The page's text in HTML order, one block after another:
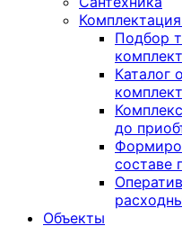
Подбор
Каталог
до
составе
Объекты